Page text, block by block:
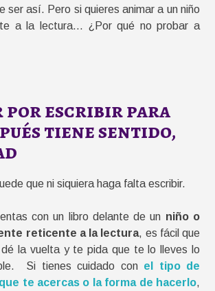
ser así. Pero si quieres animar a un niño
a la lectura… ¿Por qué no probar a
por escribir para
tiene sentido,
que ni siquiera haga falta escribir.
con un libro delante de un niño o
reticente a la lectura, es fácil que
la vuelta y te pida que te lo lleves lo
Si tienes cuidado con el tipo de
te acercas o la forma de hacerlo,